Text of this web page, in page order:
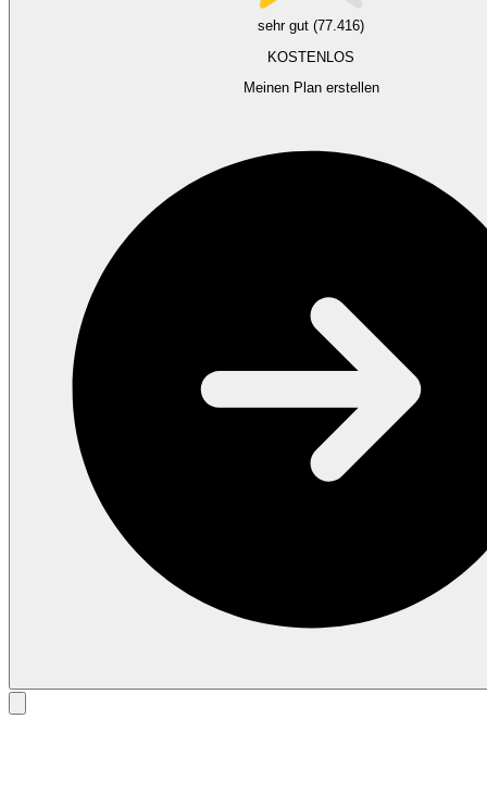
sehr gut (77.416)
KOSTENLOS
Meinen Plan erstellen